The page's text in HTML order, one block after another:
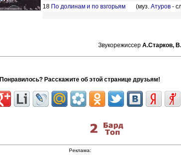
18 По долинам и по взгорьям (муз. Атуров -
Звукорежиссер А.Старков,
Понравилось? Расскажите об этой странице друзьям!
Реклама: